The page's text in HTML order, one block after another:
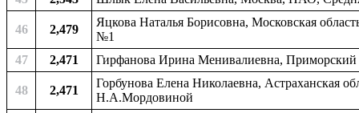
46 2,479
Яцкова Наталья Борисовна, Московская
№1
47
2,471 Гирфанова Ирина Менивалиевна, Приморский
48 2,471
Горбунова Елена Николаевна, Астраханская
Н.А.Мордовиной